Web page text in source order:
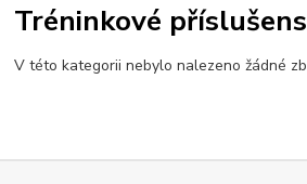
Tréninkové
V této kategorii nebylo nalezeno žádné